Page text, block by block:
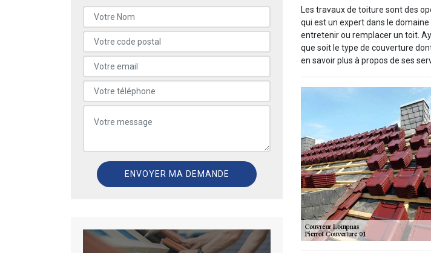
Les travaux de toiture sont des
qui est un expert dans le
entretenir ou remplacer un toit.
que soit le type de couverture
en savoir plus à propos de ses